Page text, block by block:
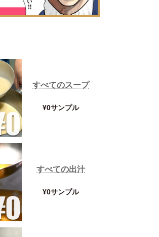
すべてのスープ
¥0サンプル
すべての出汁
¥0サンプル